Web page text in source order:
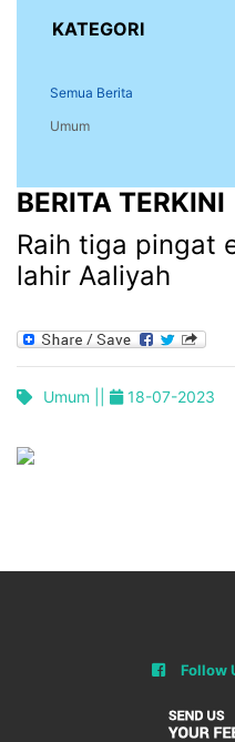
KATEGORI
Semua Berita
Umum
BERITA TERKINI
Raih tiga pingat
lahir Aaliyah
Umum || 18-07-2023
Follow